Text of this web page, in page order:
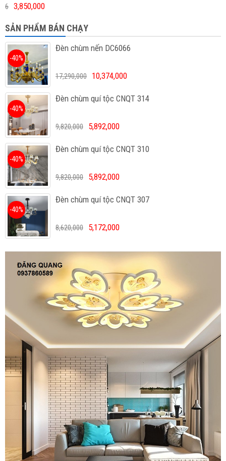
6 3,850,000
SẢN PHẨM BÁN CHẠY
Đèn chùm nến DC6066
-40%
17,290,000 10,374,000
Đèn chùm quí tộc CNQT 314
-40%
9,820,000 5,892,000
Đèn chùm quí tộc CNQT 310
-40%
9,820,000 5,892,000
Đèn chùm quí tộc CNQT 307
-40%
8,620,000 5,172,000